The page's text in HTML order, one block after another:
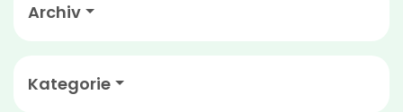
Archiv
Kategorie